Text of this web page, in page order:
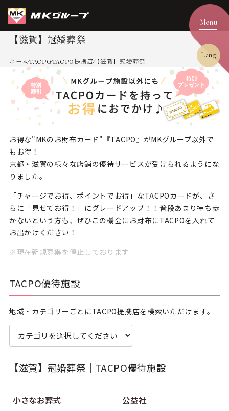
Lang
【滋賀】冠婚葬祭
ホームTACPOTACPO提携店【滋賀】冠婚葬祭
お得な"MKのお財布カード"『TACPO』がMKグループ以外で
もお得！
京都・滋賀の様々な店舗の優待サービスが受けられるようにな
りました。
「チャージでお得、ポイントでお得」なTACPOカードが、
さ
らに「見せてお得！」にグレードアップ！！ 普段あまり持ち歩
かないという方も、ぜひこの機会にお財布にTACPOを入れて
お出かけください！
※現在新規募集を停止しております
TACPO優待施設
地域・カテゴリーごとにTACPO提携店を検索いただけます。
【滋賀】冠婚葬祭｜TACPO優待施設
割引
小さなお葬式 割引
公益社